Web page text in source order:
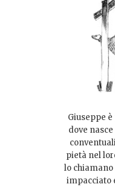
Giuseppe
dove
pietà nel
lo
impacciato